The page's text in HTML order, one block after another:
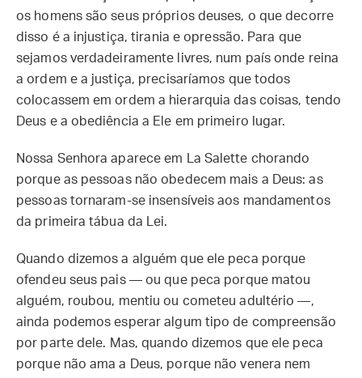
os homens são seus próprios deuses, o que decorre
disso é a injustiça, tirania e opressão. Para que
sejamos verdadeiramente livres, num país onde reina
a ordem e a justiça, precisaríamos que todos
colocassem em ordem a hierarquia das coisas, tendo
Deus e a obediência a Ele em primeiro lugar.
Nossa Senhora aparece em La Salette chorando
porque as pessoas não obedecem mais a Deus: as
pessoas tornaram-se insensíveis aos mandamentos
da primeira tábua da Lei.
Quando dizemos a alguém que ele peca porque
ofendeu seus pais — ou que peca porque matou
alguém, roubou, mentiu ou cometeu adultério —,
ainda podemos esperar algum tipo de compreensão
por parte dele. Mas, quando dizemos que ele peca
porque não ama a Deus, porque não venera nem